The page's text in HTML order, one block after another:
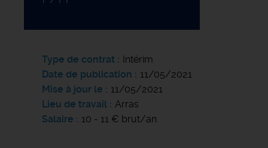
Type de contrat
Intérim
Date de publication
11/05/2021
Mise à jour le
11/05/2021
Lieu de travail
Arras
Salaire
10 - 11 € brut/an